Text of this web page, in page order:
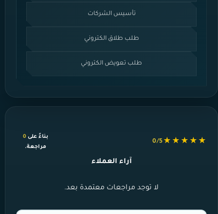
تأسيس الشركات
طلب طلاق الكتروني
طلب تعويض الكتروني
★★★★★
0/5
بناءً على 0
مراجعة.
آراء العملاء
لا توجد مراجعات معتمدة بعد.